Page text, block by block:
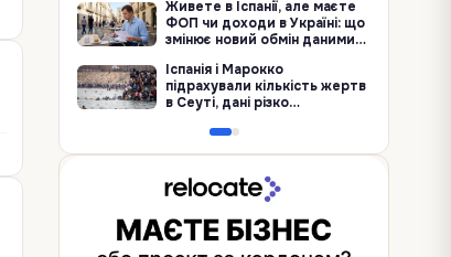
Живете в Іспанії, але маєте
ФОП чи доходи в Україні: що
змінює новий обмін даними
Іспанія і Марокко
підрахували кількість жертв
в Сеуті, дані різко